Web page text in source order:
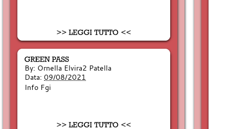
By: Ornella Elvira2 Patella
Data: 09/08/2021
Info Fgi